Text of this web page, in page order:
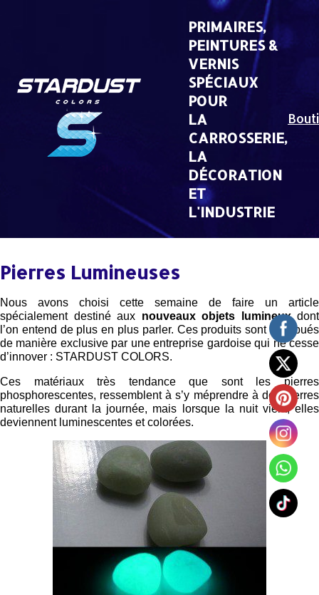
PRIMAIRES,
PEINTURES &
VERNIS
SPÉCIAUX
POUR
LA
CARROSSERIE,
LA
DÉCORATION
ET
L'INDUSTRIE
Pierres Lumineuses
Nous avons choisi cette semaine de faire un article
spécialement destiné aux nouveaux objets lumineuxdont
l’on entend de plus en plus parler. Ces produits sont distribués
de manière exclusive par une entreprise gardoise qui ne cesse
d’innover : STARDUST COLORS.
Ces matériaux très tendance que sont les pierres
phosphorescentes, ressemblent à s’y méprendre à des pierres
naturelles durant la journée, mais lorsque la nuit vient, elles
deviennent luminescentes et colorées.